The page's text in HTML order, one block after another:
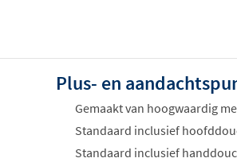
Plus- en
Gemaakt van hoogwaardig
Standaard inclusief
Standaard inclusief